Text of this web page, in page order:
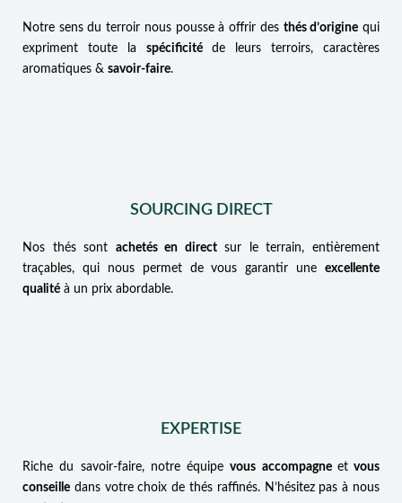
Notre sens du terroir nous pousse à offrir des thés d’origine qui
expriment toute la spécificitéde leurs terroirs, caractères
aromatiques & savoir-faire.
SOURCING DIRECT
Nos thés sont achetés en directsur le terrain, entièrement
traçables, qui nous permet de vous garantir une excellente
qualité à un prix abordable.
EXPERTISE
Riche du savoir-faire, notre équipevous accompagne etvous
conseille dans votre choix de thés raffinés. N’hésitez pas à nous